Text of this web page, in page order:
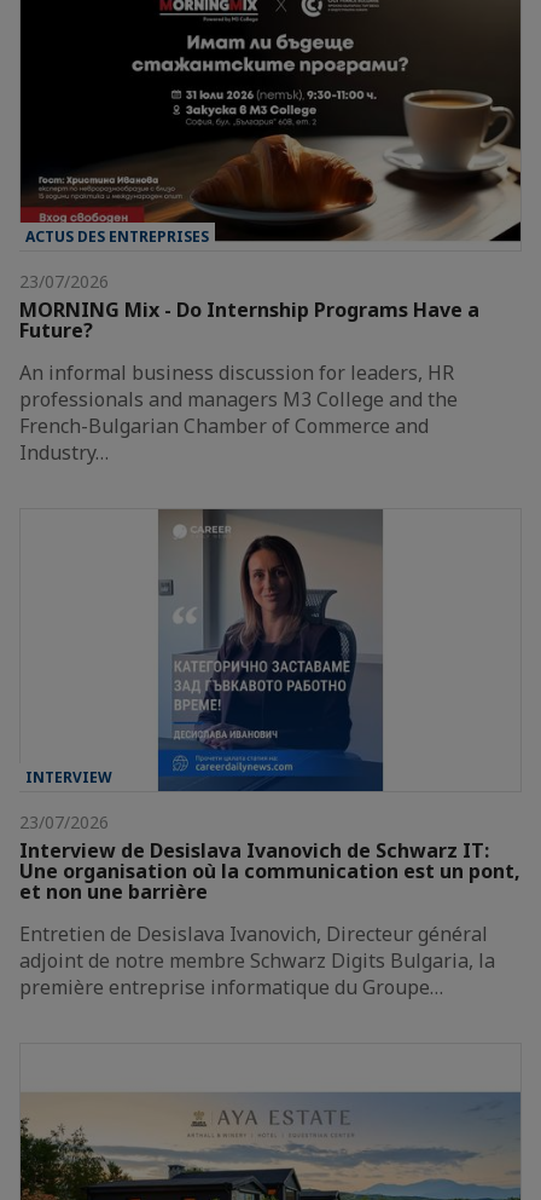
ACTUS DES ENTREPRISES
23/07/2026
MORNING Mix - Do Internship Programs Have a
Future?
An informal business discussion for leaders, HR
professionals and managers M3 College and the
French-Bulgarian Chamber of Commerce and
Industry…
INTERVIEW
23/07/2026
Interview de Desislava Ivanovich de Schwarz IT:
Une organisation où la communication est un pont,
et non une barrière
Entretien de Desislava Ivanovich, Directeur général
adjoint de notre membre Schwarz Digits Bulgaria, la
première entreprise informatique du Groupe…